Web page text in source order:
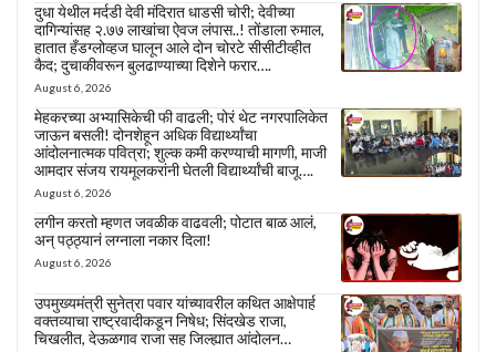
दुधा येथील मर्दडी देवी मंदिरात धाडसी चोरी; देवीच्या
दागिन्यांसह २.७७ लाखांचा ऐवज लंपास..! तोंडाला रुमाल,
हातात हँडग्लोव्हज घालून आले दोन चोरटे सीसीटीव्हीत
कैद; दुचाकीवरून बुलढाण्याच्या दिशेने फरार….
August 6, 2026
मेहकरच्या अभ्यासिकेची फी वाढली; पोरं थेट नगरपालिकेत
जाऊन बसली! दोनशेहून अधिक विद्यार्थ्यांचा
आंदोलनात्मक पवित्रा; शुल्क कमी करण्याची मागणी, माजी
आमदार संजय रायमूलकरांनी घेतली विद्यार्थ्यांची बाजू….
August 6, 2026
लगीन करतो म्हणत जवळीक वाढवली; पोटात बाळ आलं,
अन् पठ्ठ्यानं लग्नाला नकार दिला!
August 6, 2026
उपमुख्यमंत्री सुनेत्रा पवार यांच्यावरील कथित आक्षेपार्ह
वक्तव्याचा राष्ट्रवादीकडून निषेध; सिंदखेड राजा,
चिखलीत, देऊळगाव राजा सह जिल्ह्यात आंदोलन…